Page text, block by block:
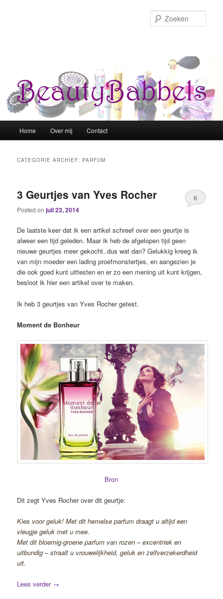
Spring naar de primaire inhoud
Spring naar de secundaire inhoud
Home Over mij Contact
CATEGORIE ARCHIEF: PARFUM
3 Geurtjes van Yves Rocher
Posted onjuli 23, 2014
6
De laatste keer dat ik een artikel schreef over een geurtje is
alweer een tijd geleden. Maar ik heb de afgelopen tijd geen
nieuwe geurtjes meer gekocht..dus wat dan? Gelukkig kreeg ik
van mijn moeder een lading proefmonstertjes, en aangezien je
die ook goed kunt uittesten en er zo een mening uit kunt krijgen,
besloot ik hier een artikel over te maken.
Ik heb 3 geurtjes van Yves Rocher getest.
Moment de Bonheur
Bron
Dit zegt Yves Rocher over dit geurtje:
Kies voor geluk! Met dit hemelse parfum draagt u altijd een
vleugje geluk met u mee.
Met dit bloemig-groene parfum van rozen – excentriek en
uitbundig – straalt u vrouwelijkheid, geluk en zelfverzekerdheid
uit.
Lees verder →